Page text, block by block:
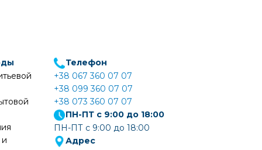
Телефон
+38 067 360 07 07
+38 099 360 07 07
+38 073 360 07 07
ПН-ПТ с 9:00 до 18:00
ПН-ПТ с 9:00 до 18:00
Адрес